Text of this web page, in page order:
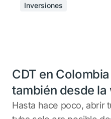
Inversiones
CDT en
también desde
Hasta hace poco, abrir